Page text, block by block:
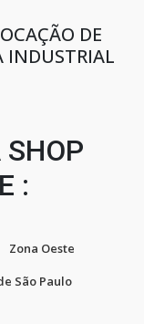
DE
INDUSTRIAL
SHOP
:
Zona Oeste
São Paulo